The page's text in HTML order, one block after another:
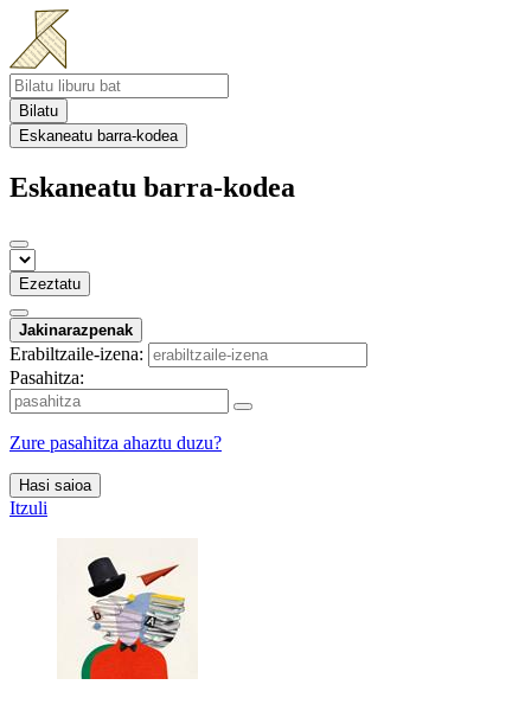
Bilatu
Eskaneatu barra-kodea
Eskaneatu barra-kodea
Ezeztatu
Jakinarazpenak
Erabiltzaile-izena:
Pasahitza:
Zure pasahitza ahaztu duzu?
Hasi saioa
Itzuli